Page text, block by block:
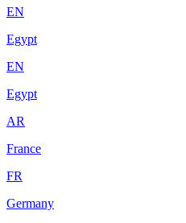
EN
Egypt
EN
Egypt
AR
France
FR
Germany